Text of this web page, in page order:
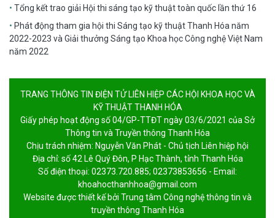
Tổng kết trao giải Hội thi sáng tạo kỹ thuật toàn quốc lần thứ 16
Phát động tham gia hội thi Sáng tạo kỹ thuật Thanh Hóa năm
2022-2023 và Giải thưởng Sáng tạo Khoa học Công nghệ Việt Nam
năm 2022
TRANG THÔNG TIN ĐIỆN TỬ LIÊN HIỆP CÁC HỘI KHOA HỌC VÀ
KỸ THUẬT THANH HÓA
Giấy phép hoạt động số 04/GP-TTĐT ngày 03/6/2021 của Sở
Thông tin và Truyền thông Thanh Hóa
Chịu trách nhiệm: Nguyễn Văn Phát - Chủ tịch Liên hiệp hội
Địa chỉ: số 42 Lê Quý Đôn, P Hạc Thành, tỉnh Thanh Hóa
Số điện thoại: 02373.720.885; 02373853656 - Email:
khoahocthanhhoa@gmail.com
Website được thiết kế bởi Trung tâm Công nghệ thông tin và
truyền thông Thanh Hóa